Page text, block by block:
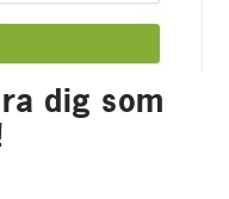
dig som